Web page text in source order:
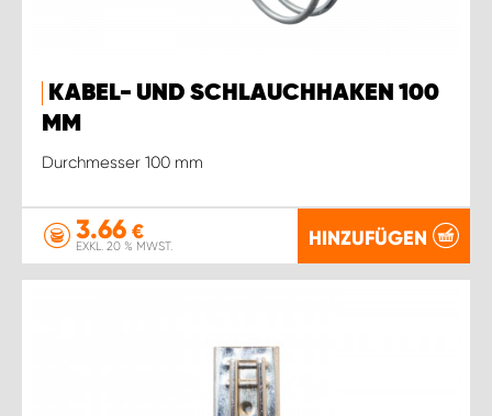
KABEL- UND SCHLAUCHHAKEN 100
MM
Durchmesser 100 mm
3.66 €
EXKL. 20 % MWST. HINZUFÜGEN